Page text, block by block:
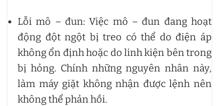
Lỗi mô – đun: Việc mô – đun đang hoạt
động đột ngột bị treo có thể do điện áp
không ổn định hoặc do linh kiện bên trong
bị hỏng. Chính những nguyên nhân này,
làm máy giặt không nhận được lệnh nên
không thể phản hồi.